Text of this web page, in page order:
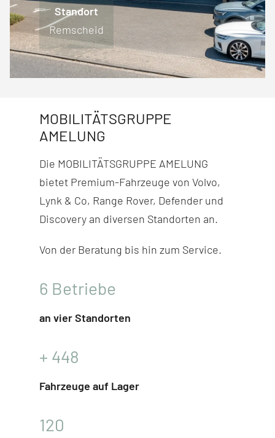
Standort
Engelskirchen
Standort
Lüdenscheid
Standort
Remscheid
Standort
Wiehl
MOBILITÄTSGRUPPE
AMELUNG
Die MOBILITÄTSGRUPPE AMELUNG
bietet Premium-Fahr­zeuge von Volvo,
Lynk & Co, Range Rover, Defender und
Discovery an diversen Stand­orten an.
Von der Beratung bis hin zum Service.
6 Betriebe
an vier Standorten
+ 448
Fahrzeuge auf Lager
120